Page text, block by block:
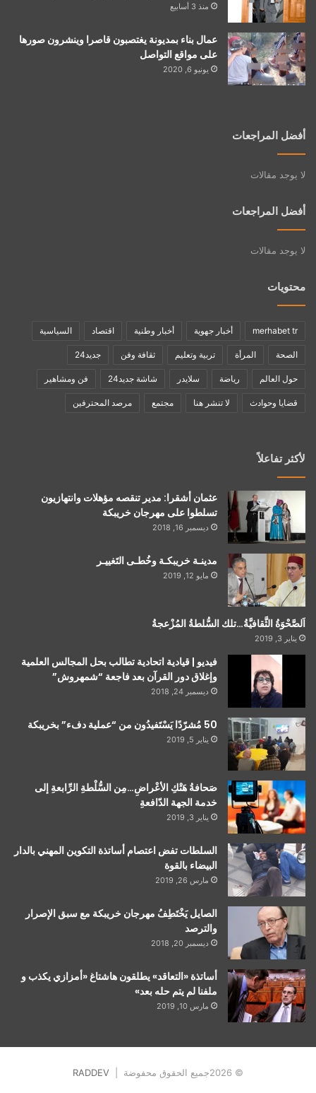
منذ 3 أسابيع
عمال بناء بمديونة يغتصبون قاصرا وينشرون صورها
على مواقع التواصل
يونيو 6, 2020
أفضل المراجعات
لا يوجد مقالات
أفضل المراجعات
لا يوجد مقالات
محتويات
merhabet tr أخبار جهوية أخبار وطنية اقتصاد السياسية
الصحة المرأة تربية وتعليم ثقافة وفن جديد24
حول العالم رياضة سلايدر شاشة جديد24 فن ومشاهير
قضايا وحوادث لا تنشر هنا مجتمع مرصد المحترفين
لأكثر تفاعلاً
عثمان أشقرا: مدير تنقصه مؤهلات وانتهازيون
تسلطوا على مهرجان خريبكة
ديسمبر 16, 2018
مدينـة خريبكـة وخُطـى التَغييـر
مايو 12, 2019
اَلصَّحْوَةُ الثَّقافيَّةُ…تلك السُّلطةُ المُزْعجةُ
يناير 3, 2019
فيديو | قيادية اتحادية تطالب بحل المجالس العلمية
وإغلاق دور القرآن بعد فاجعة “شمهروش”
ديسمبر 24, 2018
50 مُشرّدًا يَسْتَفيدُون من “عملية دفء” بخريبكة
يناير 5, 2019
صَحافةُ هَتْكِ الأعْراضِ…مِن السُّلْطةِ الرِّابعةِ إلى
خدمة الجهة الدّافعةِ
يناير 3, 2019
السلطات تفض اعتصام أساتذة التكوين المهني بالدار
البيضاء بالقوة
مارس 26, 2019
الصايل يَخْتَطِفُ مهرجان خريبكة مع سبق الإصرار
والترصد
ديسمبر 20, 2018
أساتذة «التعاقد» يطلقون هاشتاغ «أمزازي يكذب و
ملفنا لم يتم حله بعد»
مارس 10, 2019
© 2026جميع الحقوق محفوضة | RADDEV